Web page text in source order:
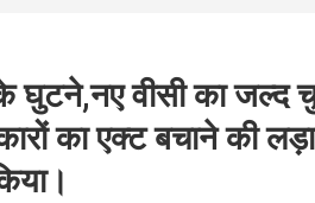
वीसी का जल्द
का एक्ट बचाने की